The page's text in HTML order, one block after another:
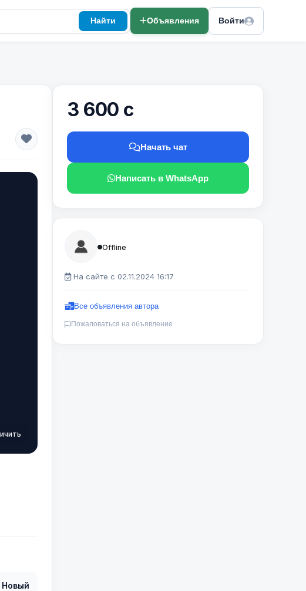
Найти Объявления Войти
Новый
3 600 с
Начать чат
Написать в WhatsApp
Offline
На сайте с 02.11.2024 16:17
Все объявления автора
Пожаловаться на объявление